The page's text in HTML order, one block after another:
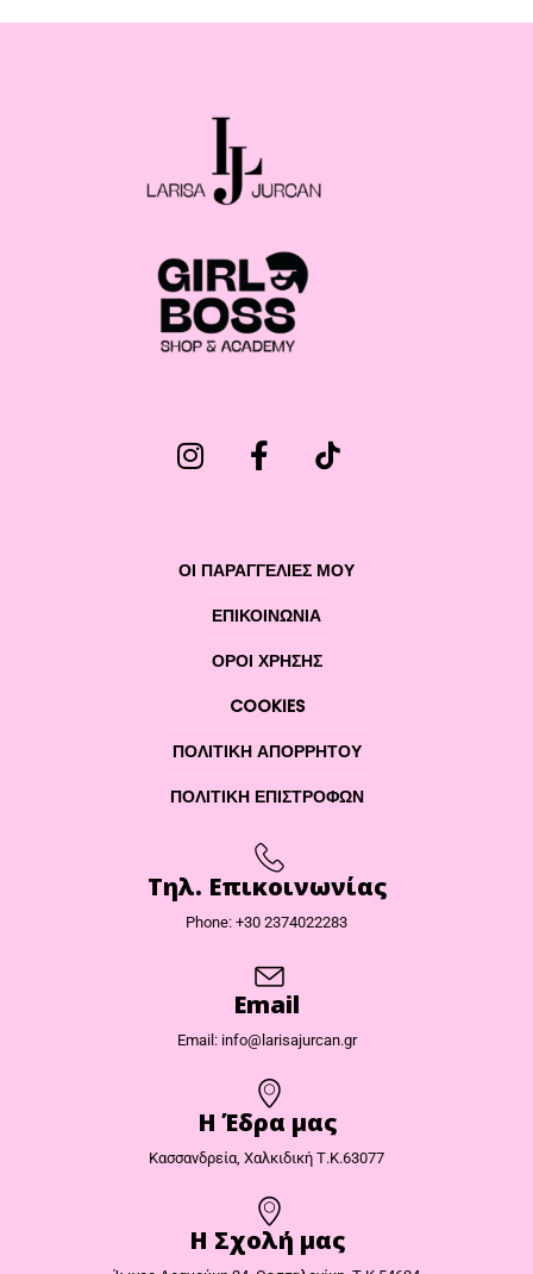
ΟΙ ΠΑΡΑΓΓΕΛΙΕΣ ΜΟΥ
ΕΠΙΚΟΙΝΩΝΊΑ
ΌΡΟΙ ΧΡΉΣΗΣ
COOKIES
ΠΟΛΙΤΙΚΉ ΑΠΟΡΡΉΤΟΥ
ΠΟΛΙΤΙΚΉ ΕΠΙΣΤΡΟΦΏΝ
Τηλ. Επικοινωνίας
Phone: +30 2374022283
Email
Email: info@larisajurcan.gr
Η Έδρα μας​
Κασσανδρεία, Χαλκιδική Τ.Κ.63077
Η Σχολή μας